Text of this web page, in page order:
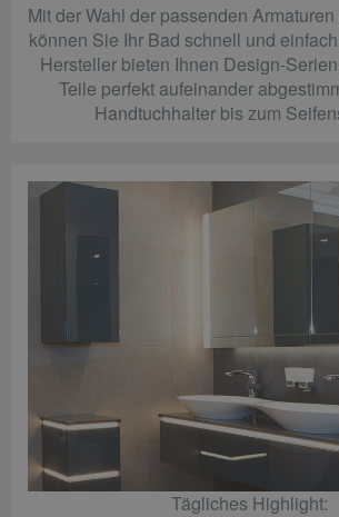
Mit der Wahl der passenden
können Sie Ihr Bad schnell und
Hersteller bieten Ihnen Design-
Teile perfekt aufeinander
Handtuchhalter bis zum
Tägliches Highlight: